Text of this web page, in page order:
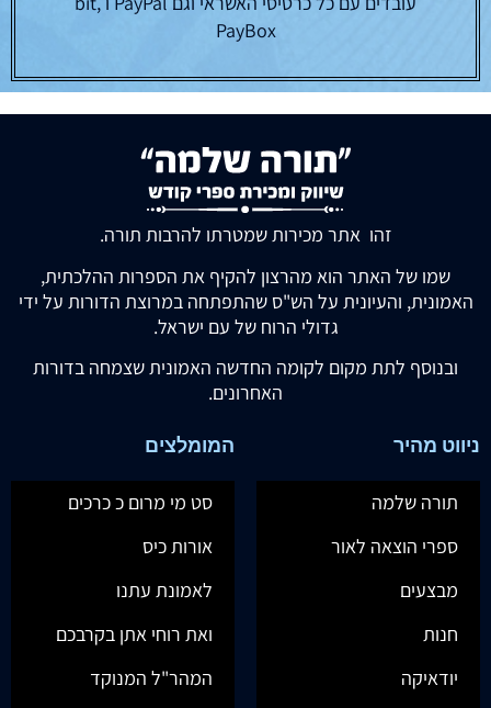
PayBox
זהו אתר מכירות שמטרתו להרבות תורה.
שמו של האתר הוא מהרצון להקיף את הספרות ההלכתית,
האמונית, והעיונית על הש"ס שהתפתחה במרוצת הדורות על ידי
גדולי הרוח של עם ישראל.
ובנוסף לתת מקום לקומה החדשה האמונית שצמחה בדורות
האחרונים.
ניווט מהיר
תורה שלמה
ספרי הוצאה לאור
מבצעים
חנות
יודאיקה
המומלצים
סט מי מרום כ כרכים
אורות כיס
לאמונת עתנו
ואת רוחי אתן בקרבכם
המהר"ל המנוקד